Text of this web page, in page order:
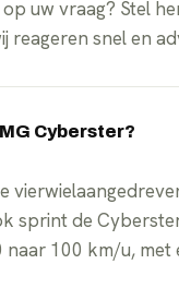
uw vraag? Stel
snel en
Cyberster?
sprint de
naar 100 km/u,